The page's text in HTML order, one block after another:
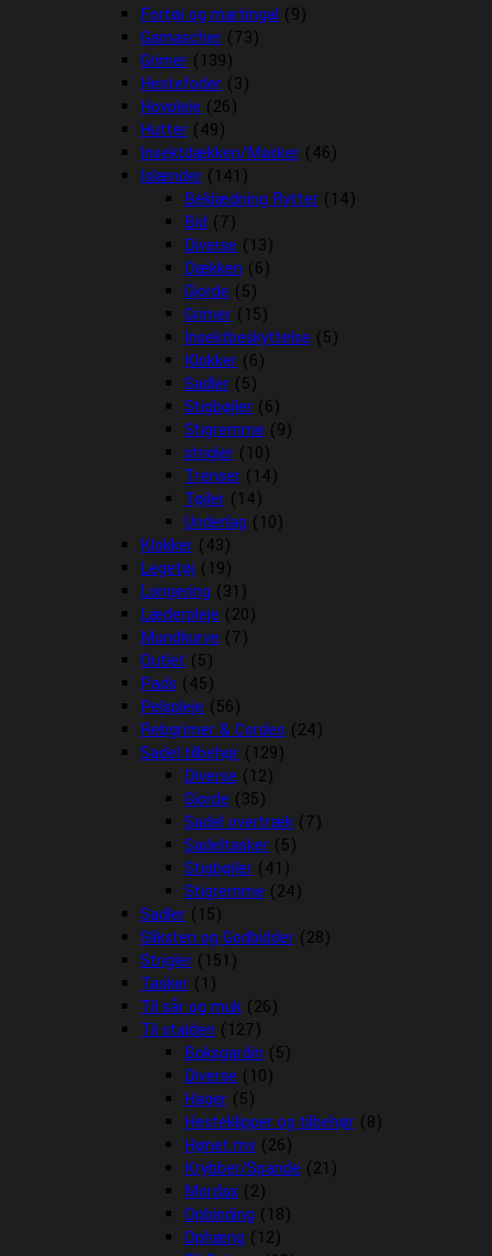
Fortøj og martingal (9)
Gamascher (73)
Grimer (139)
Hestefoder (3)
Hovpleje (26)
Hutter (49)
Insektdækken/Masker (46)
Islænder (141)
Beklædning Rytter (14)
Bid (7)
Diverse (13)
Dækken (6)
Gjorde (5)
Grimer (15)
Insektbeskyttelse (5)
Klokker (6)
Sadler (5)
Stigbøjler (6)
Stigremme (9)
strigler (10)
Trenser (14)
Tøjler (14)
Underlag (10)
Klokker (43)
Legetøj (19)
Longering (31)
Læderpleje (20)
Mundkurve (7)
Outlet (5)
Pads (45)
Pelspleje (56)
Rebgrimer & Cordeo (24)
Sadel tilbehør (129)
Diverse (12)
Gjorde (35)
Sadel overtræk (7)
Sadeltasker (5)
Stigbøjler (41)
Stigremme (24)
Sadler (15)
Sliksten og Godbidder (28)
Strigler (151)
Tasker (1)
Til sår og muk (26)
Til stalden (127)
Boksgardin (5)
Diverse (10)
Hager (5)
Hesteklipper og tilbehør (8)
Hønet mv (26)
Krybber/Spande (21)
Mordax (2)
Opbinding (18)
Ophæng (12)